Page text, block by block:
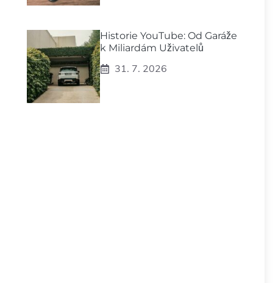
Historie YouTube: Od Garáže
k Miliardám Uživatelů
31. 7. 2026